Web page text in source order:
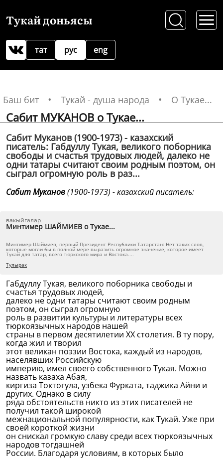
Тукай доньясы
рус
тат eng
Баш бит Тукай - душа народа О Тукае...
Сабит МУКАНОВ о Тукае...
Сабит Муканов (1900-1973) - казахский
писатель: Габдуллу Тукая, великого поборника
свободы и счастья трудовых людей, далеко не
одни татары считают своим родным поэтом, он
сыграл огромную роль в раз...
Сабит Муканов(1900-1973) - казахский писатель:
вакыйгалар
Минтимер ШАЙМИЕВ о Тукае...
Минтимер Шаймиев, первый Президент Республики Татарстан: Нет таких слов,
которые могли бы в полной мере выразить огромное значение, которое имеет
Тукай для татар, всего тюркского мира и Востока....
Тулырак
Габдуллу Тукая, великого поборника свободы и
счастья трудовых людей,
далеко не одни татары считают своим родным
поэтом, он сыграл огромную
роль в развитии культуры и литературы всех
тюркоязычных народов нашей
страны в первом десятилетии ХХ столетия. В ту пору,
когда жил и творил
этот великан поэзии Востока, каждый из народов,
населявших Российскую
империю, имел своего собственного Тукая. Можно
назвать казаха Абая,
киргиза Токтогула, узбека Фурката, таджика Айни и
других. Однако в силу
ряда обстоятельств никто из этих писателей не
получил такой широкой
межнациональной популярности, как Тукай. Уже при
своей короткой жизни
он снискал громкую славу среди всех тюркоязычных
народов тогдашней
России. Благодаря условиям, в которых было